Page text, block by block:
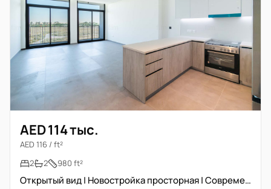
AED 114 тыс.
AED 116 / ft²
2
2 980 ft²
Открытый вид | Новостройка просторная | Современная отделка